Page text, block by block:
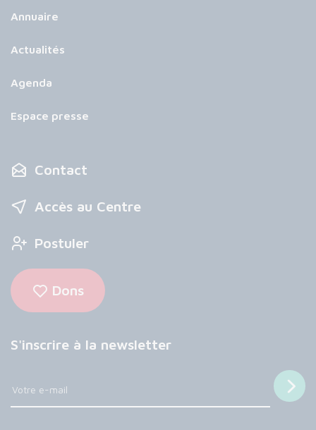
Annuaire
Actualités
Agenda
Espace presse
Contact
Accès au Centre
Postuler
Dons
S'inscrire à la newsletter